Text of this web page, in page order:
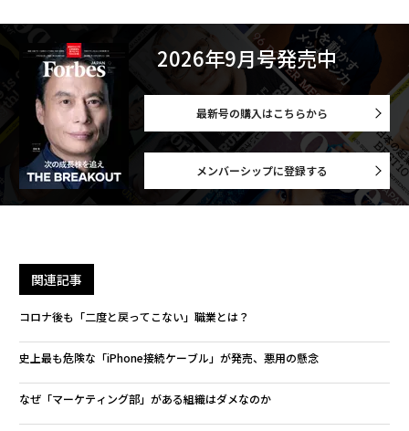
2026年9月号発売中
最新号の購入はこちらから
メンバーシップに登録する
関連記事
コロナ後も「二度と戻ってこない」職業とは？
史上最も危険な「iPhone接続ケーブル」が発売、悪用の懸念
なぜ「マーケティング部」がある組織はダメなのか